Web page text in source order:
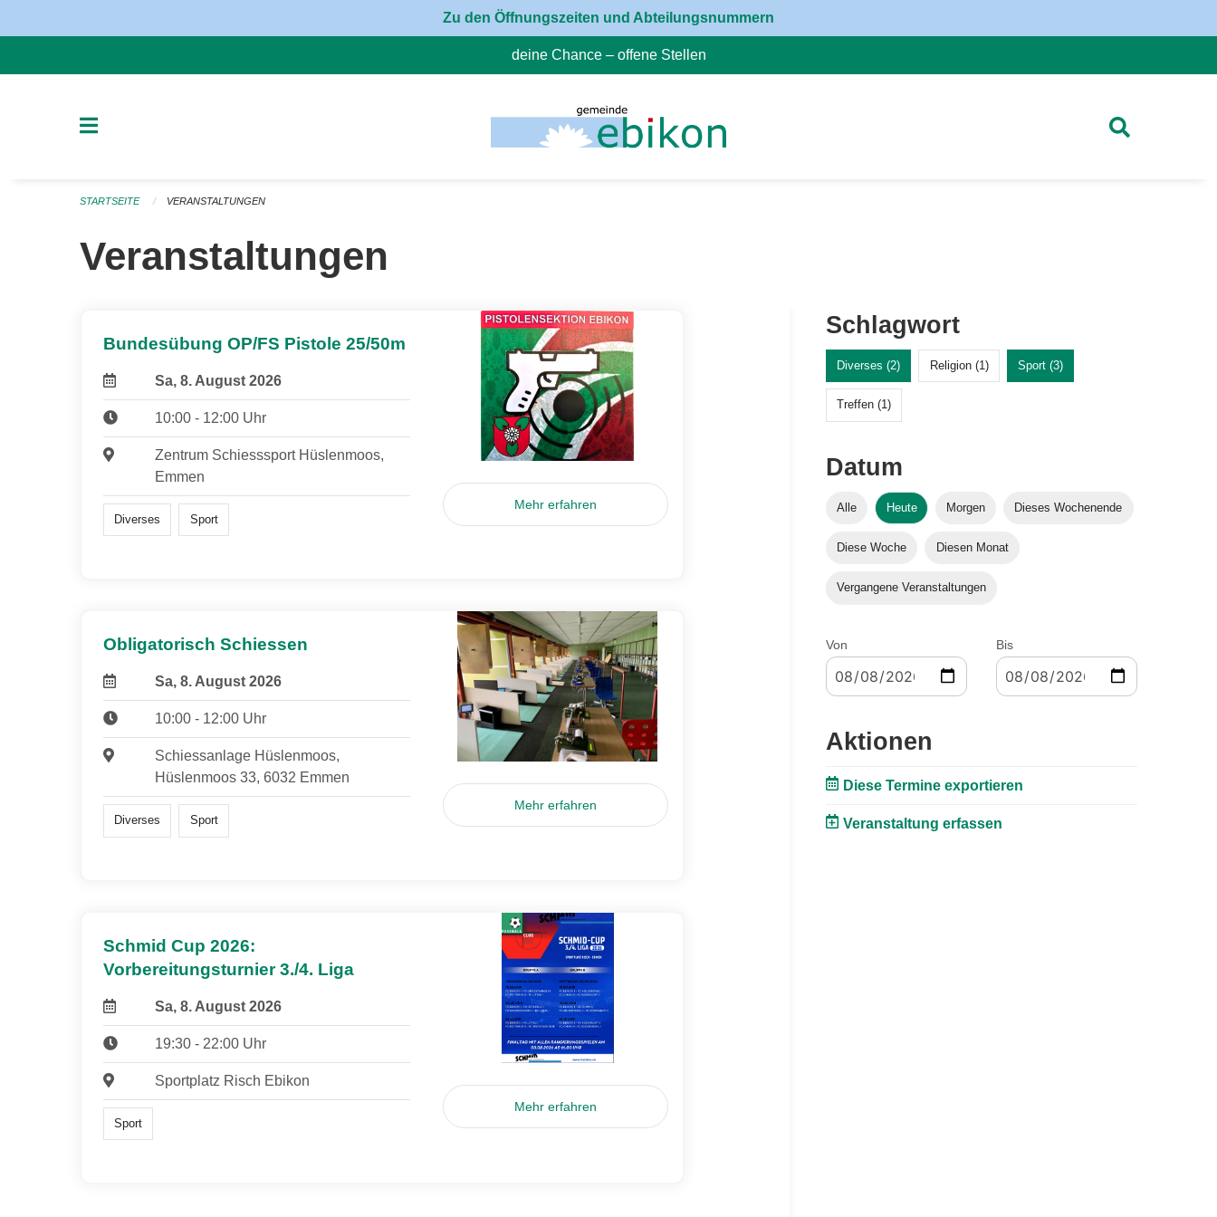
Zu den Öffnungszeiten und Abteilungsnummern
deine Chance – offene Stellen
STARTSEITE VERANSTALTUNGEN
Veranstaltungen
Bundesübung OP/FS Pistole 25/50m
Sa, 8. August 2026
10:00 - 12:00 Uhr
Zentrum Schiesssport Hüslenmoos,
Emmen
Diverses Sport
Mehr erfahren
Obligatorisch Schiessen
Sa, 8. August 2026
10:00 - 12:00 Uhr
Schiessanlage Hüslenmoos,
Hüslenmoos 33, 6032 Emmen
Diverses Sport
Mehr erfahren
Schmid Cup 2026:
Vorbereitungsturnier 3./4. Liga
Sa, 8. August 2026
19:30 - 22:00 Uhr
Sportplatz Risch Ebikon
Sport
Mehr erfahren
Schlagwort
Diverses (2) Religion (1) Sport (3)
Treffen (1)
Datum
Alle Heute Morgen Dieses Wochenende
Diese Woche Diesen Monat
Vergangene Veranstaltungen
Von Bis
Aktionen
Diese Termine exportieren
Veranstaltung erfassen